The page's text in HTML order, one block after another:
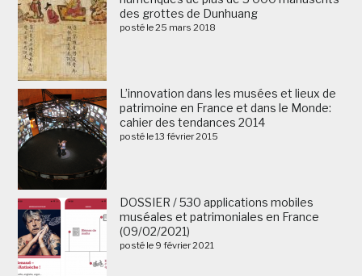
des grottes de Dunhuang
posté le 25 mars 2018
L’innovation dans les musées et lieux de
patrimoine en France et dans le Monde:
cahier des tendances 2014
posté le 13 février 2015
DOSSIER / 530 applications mobiles
muséales et patrimoniales en France
(09/02/2021)
posté le 9 février 2021